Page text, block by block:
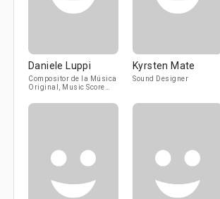
Daniele Luppi
Compositor de la Música
Original, Music Score
Kyrsten Mate
Sound Designer